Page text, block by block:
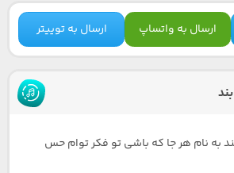
ارسال به واتساپ ارسال به توییتر
به نام هر جا که باشی تو فکر توام حس